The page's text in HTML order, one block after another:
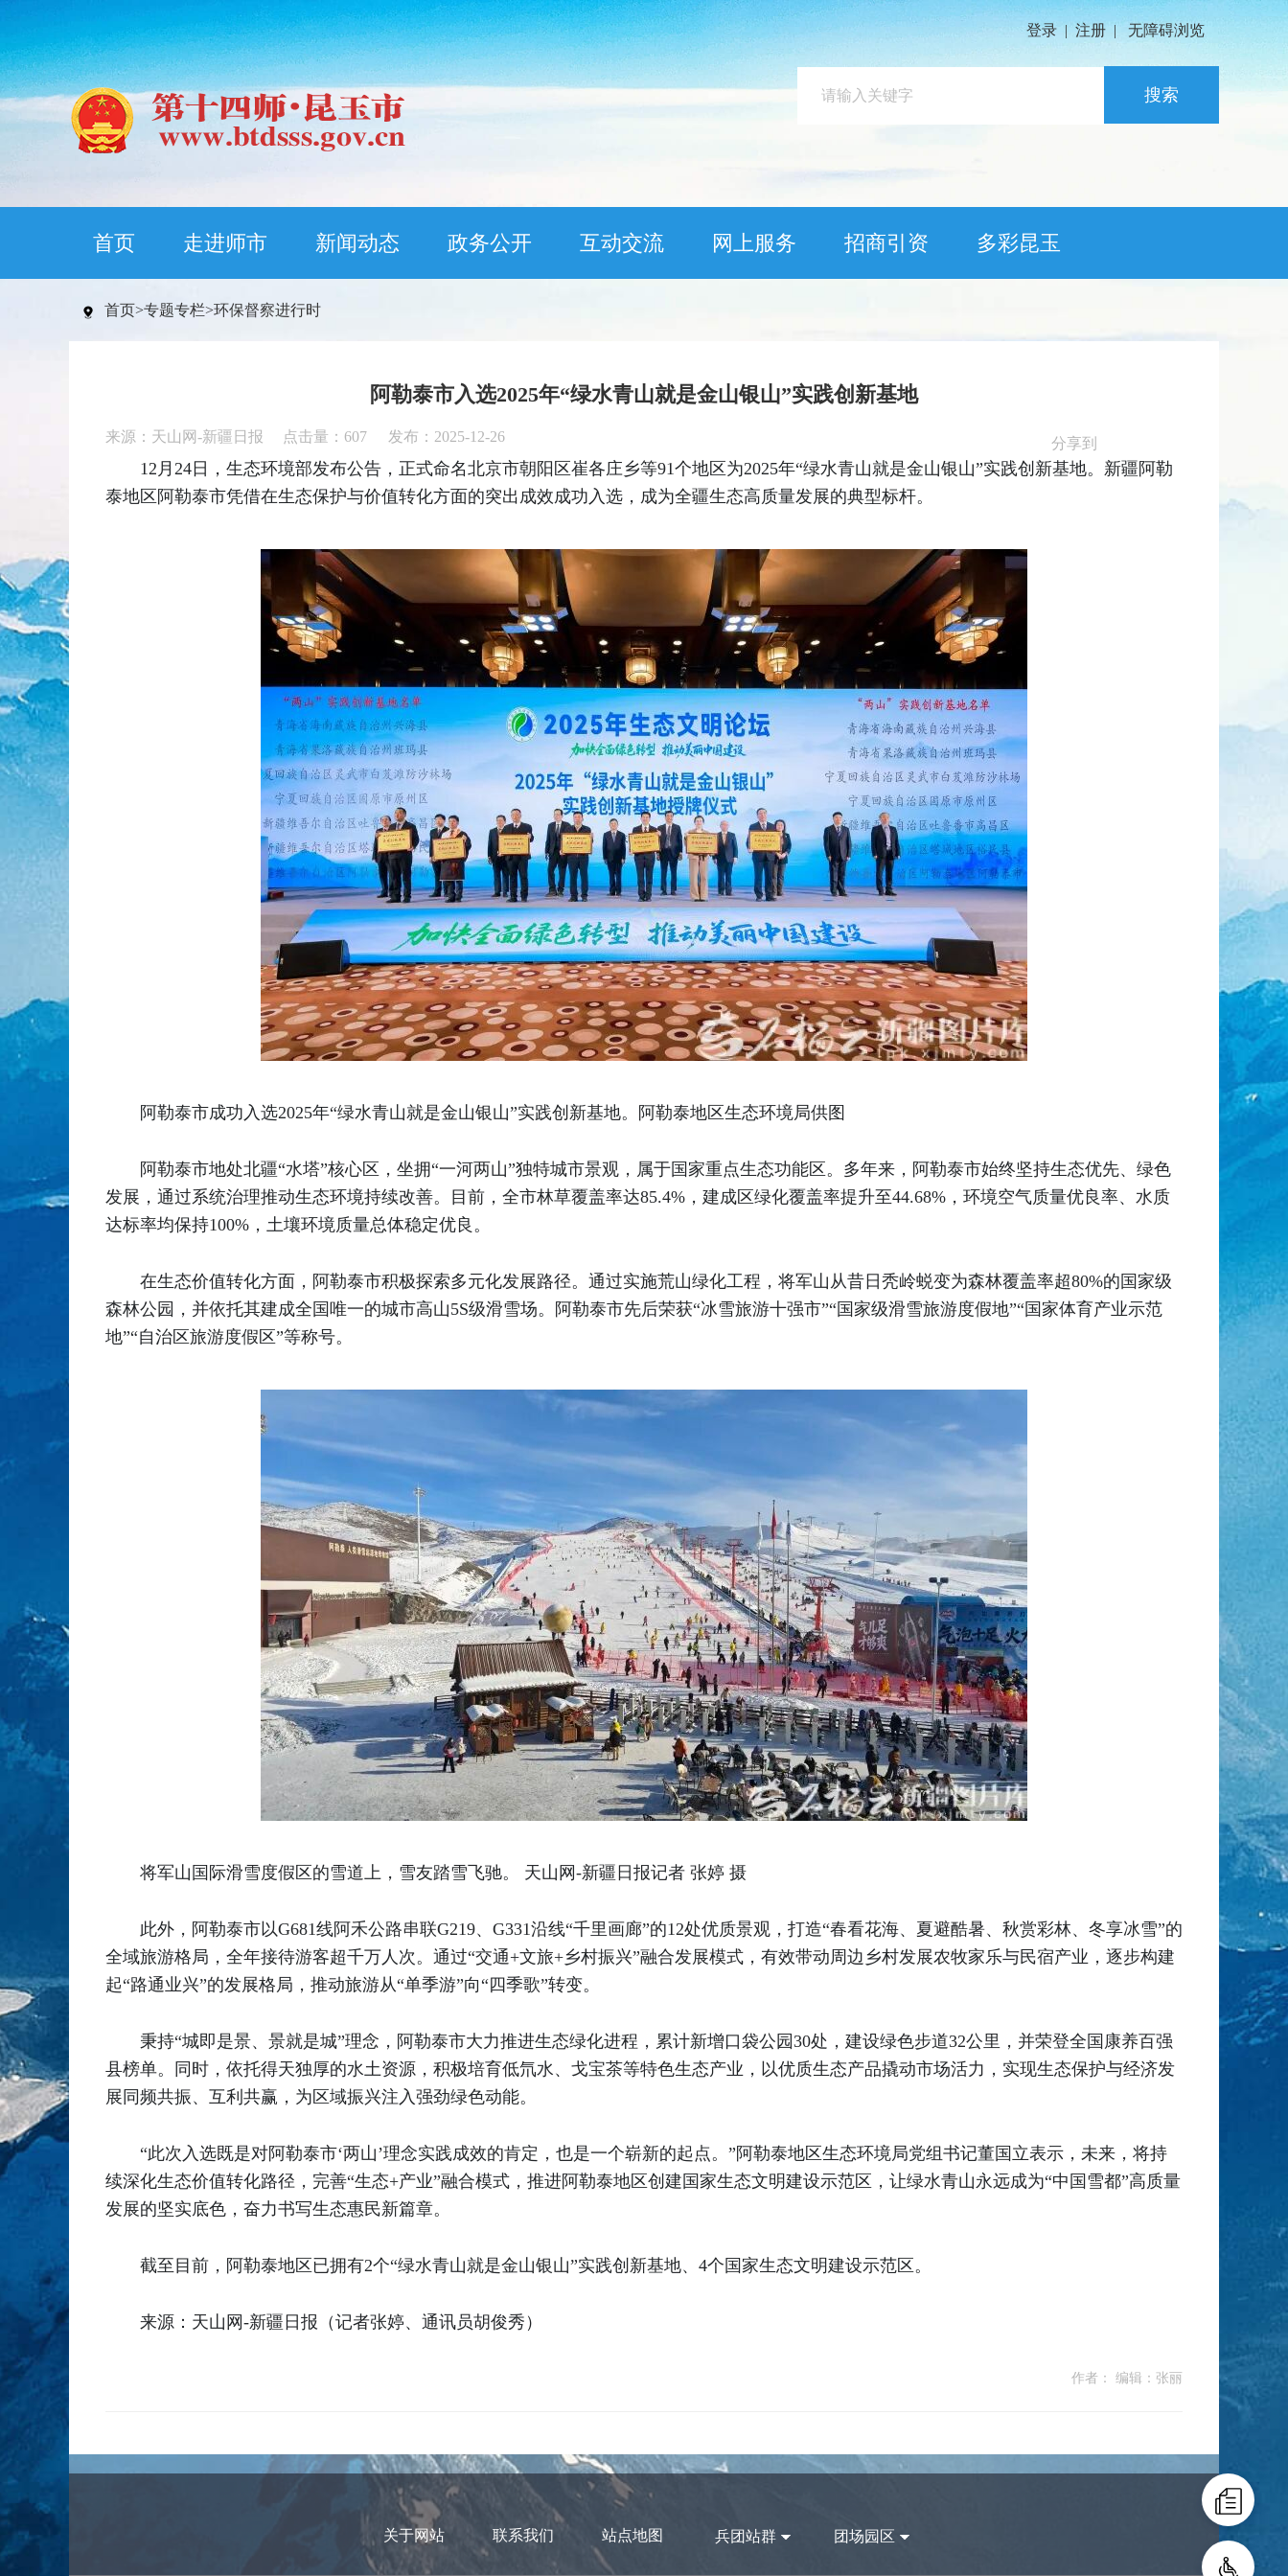
登录 | 注册 | 无障碍浏览
搜索
首页 走进师市 新闻动态 政务公开 互动交流 网上服务 招商引资 多彩昆玉
首页>专题专栏>环保督察进行时
阿勒泰市入选2025年“绿水青山就是金山银山”实践创新基地
来源：天山网-新疆日报 点击量： 607 发布：2025-12-26 分享到
12月24日，生态环境部发布公告，正式命名北京市朝阳区崔各庄乡等91个地区为2025年“绿水青山就是金山银山”实践创新基地。新疆阿勒
泰地区阿勒泰市凭借在生态保护与价值转化方面的突出成效成功入选，成为全疆生态高质量发展的典型标杆。
阿勒泰市成功入选2025年“绿水青山就是金山银山”实践创新基地。阿勒泰地区生态环境局供图
阿勒泰市地处北疆“水塔”核心区，坐拥“一河两山”独特城市景观，属于国家重点生态功能区。多年来，阿勒泰市始终坚持生态优先、绿色
发展，通过系统治理推动生态环境持续改善。目前，全市林草覆盖率达85.4%，建成区绿化覆盖率提升至44.68%，环境空气质量优良率、水质
达标率均保持100%，土壤环境质量总体稳定优良。
在生态价值转化方面，阿勒泰市积极探索多元化发展路径。通过实施荒山绿化工程，将军山从昔日秃岭蜕变为森林覆盖率超80%的国家级
森林公园，并依托其建成全国唯一的城市高山5S级滑雪场。阿勒泰市先后荣获“冰雪旅游十强市”“国家级滑雪旅游度假地”“国家体育产业示范
地”“自治区旅游度假区”等称号。
将军山国际滑雪度假区的雪道上，雪友踏雪飞驰。 天山网-新疆日报记者 张婷 摄
此外，阿勒泰市以G681线阿禾公路串联G219、G331沿线“千里画廊”的12处优质景观，打造“春看花海、夏避酷暑、秋赏彩林、冬享冰雪”的
全域旅游格局，全年接待游客超千万人次。通过“交通+文旅+乡村振兴”融合发展模式，有效带动周边乡村发展农牧家乐与民宿产业，逐步构建
起“路通业兴”的发展格局，推动旅游从“单季游”向“四季歌”转变。
秉持“城即是景、景就是城”理念，阿勒泰市大力推进生态绿化进程，累计新增口袋公园30处，建设绿色步道32公里，并荣登全国康养百强
县榜单。同时，依托得天独厚的水土资源，积极培育低氘水、戈宝茶等特色生态产业，以优质生态产品撬动市场活力，实现生态保护与经济发
展同频共振、互利共赢，为区域振兴注入强劲绿色动能。
“此次入选既是对阿勒泰市‘两山’理念实践成效的肯定，也是一个崭新的起点。”阿勒泰地区生态环境局党组书记董国立表示，未来，将持
续深化生态价值转化路径，完善“生态+产业”融合模式，推进阿勒泰地区创建国家生态文明建设示范区，让绿水青山永远成为“中国雪都”高质量
发展的坚实底色，奋力书写生态惠民新篇章。
截至目前，阿勒泰地区已拥有2个“绿水青山就是金山银山”实践创新基地、4个国家生态文明建设示范区。
来源：天山网-新疆日报（记者张婷、通讯员胡俊秀）
作者： 编辑：张丽
关于网站 联系我们 站点地图 兵团站群 团场园区